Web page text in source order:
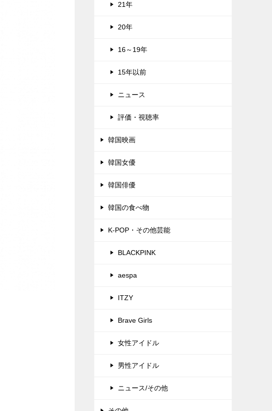
21年
20年
16～19年
15年以前
ニュース
評価・視聴率
韓国映画
韓国女優
韓国俳優
韓国の食べ物
K-POP・その他芸能
BLACKPINK
aespa
ITZY
Brave Girls
女性アイドル
男性アイドル
ニュース/その他